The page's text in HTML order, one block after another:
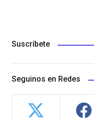
Suscríbete
Seguinos en Redes